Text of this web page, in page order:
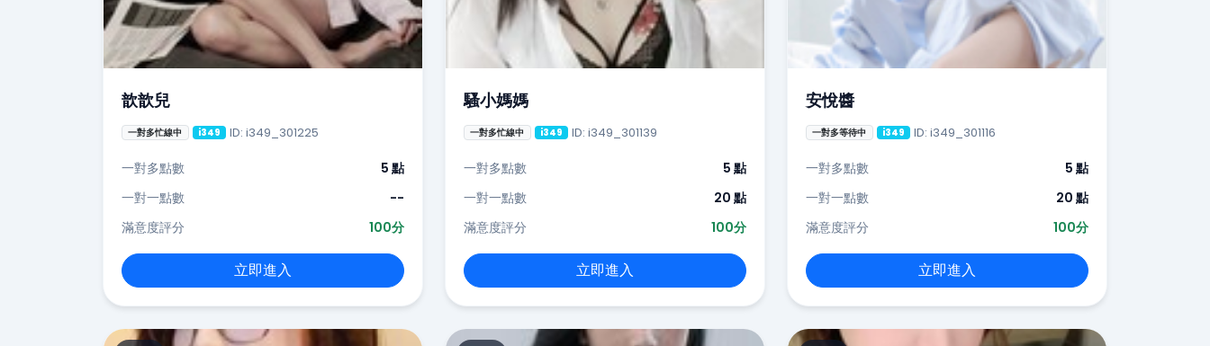
歆歆兒
一對多忙線中 i349 ID: i349_301225
一對多點數
5 點
一對一點數
--
滿意度評分
100分
立即進入
騷小媽媽
一對多忙線中 i349 ID: i349_301139
一對多點數
5 點
一對一點數
20 點
滿意度評分
100分
立即進入
安悅醬
一對多等待中 i349 ID: i349_301116
一對多點數
5 點
一對一點數
20 點
滿意度評分
100分
立即進入